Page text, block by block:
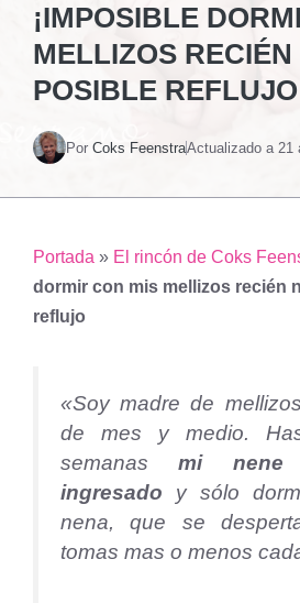
¡IMPOSIBLE
MELLIZOS
POSIBLE REFLUJO
Por Coks FeenstraActualizado a 21
Portada » El rincón de Coks
dormir con mis mellizos recién
reflujo
«Soy madre de
de mes y medio.
semanasmi nene
ingresado y sólo
nena, que se
tomas mas o menos